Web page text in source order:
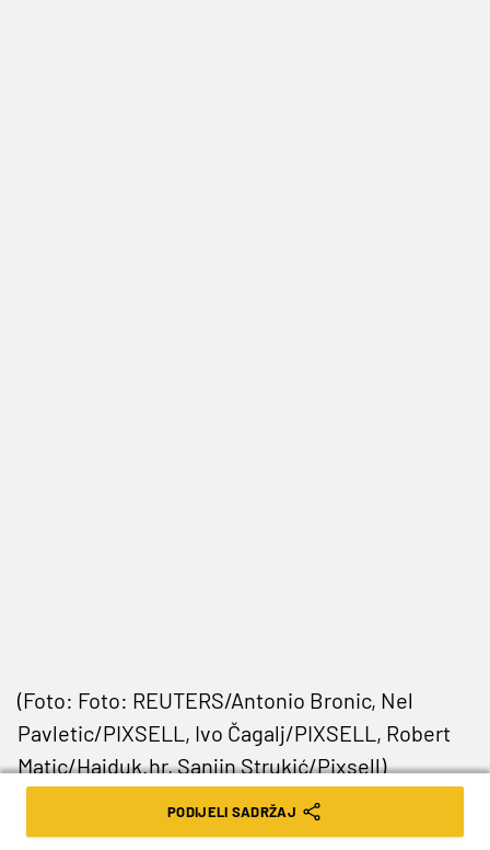
(Foto: Foto: REUTERS/Antonio Bronic, Nel
Pavletic/PIXSELL, Ivo Čagalj/PIXSELL, Robert
Matic/Hajduk.hr, Sanjin Strukić/Pixsell)
PODIJELI SADRŽAJ